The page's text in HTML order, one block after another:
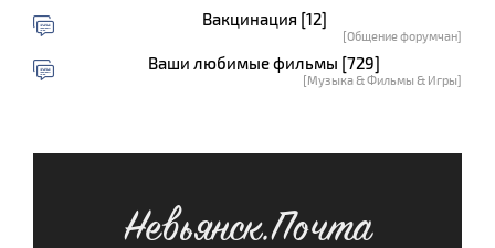
Вакцинация [12]
[Общение форумчан]
Ваши любимые фильмы [729]
[Музыка & Фильмы & Игры]
Невьянск.Почта